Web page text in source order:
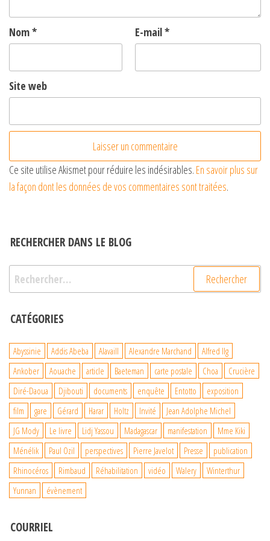
Nom* E-mail*
Site web
Ce site utilise Akismet pour réduire les indésirables. En savoir plus sur
la façon dont les données de vos commentaires sont traitées.
RECHERCHER DANS LE BLOG
Rechercher :
CATÉGORIES
Abyssinie Addis Abeba Alavaill Alexandre Marchand
Alfred Ilg
Ankober
Aouache article Baeteman carte postale Choa
Crucière
Diré-Daoua
Djibouti documents enquête Entotto
exposition
film
gare Gérard Harar Holtz Invité
Jean Adolphe Michel
JG Mody
Le livre Lidj Yassou Madagascar manifestation
Mme Kiki
Ménélik
Paul Ozil perspectives Pierre Javelot Presse
publication
Rhinocéros
Rimbaud Réhabilitation vidéo Walery
Winterthur
Yunnan
évènement
COURRIEL